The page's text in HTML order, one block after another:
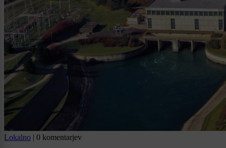
Lokalno | 0 komentarjev